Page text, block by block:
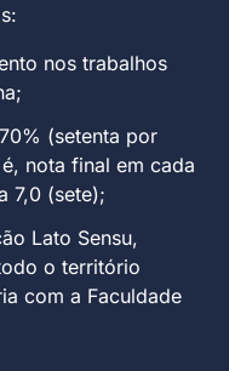
nos trabalhos
(setenta por
nota final em cada
7,0 (sete);
Lato Sensu,
o território
com a Faculdade